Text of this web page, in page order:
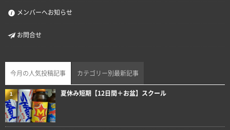
メンバーへお知らせ
お問合せ
今月の人気投稿記事 カテゴリー別最新記事
夏休み短期【12日間＋お盆】スクール
1